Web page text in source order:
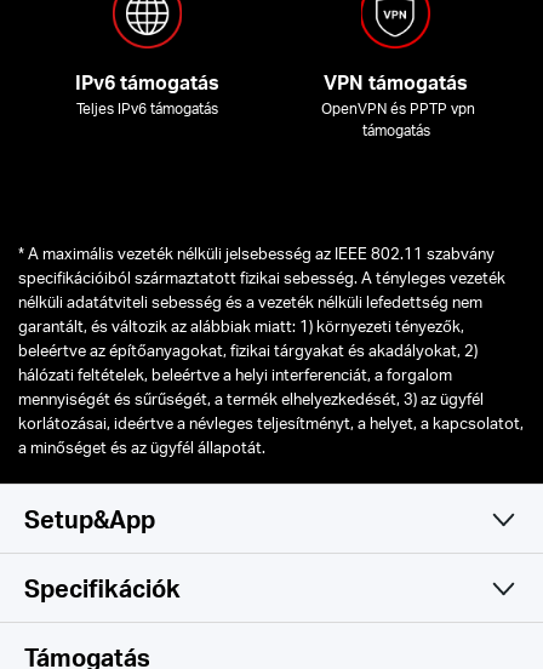
IPv6 támogatás
Teljes IPv6 támogatás
VPN támogatás
OpenVPN és PPTP vpn
támogatás
*A maximális vezeték nélküli jelsebesség az IEEE 802.11 szabvány
specifikációiból származtatott fizikai sebesség. A tényleges vezeték
nélküli adatátviteli sebesség és a vezeték nélküli lefedettség nem
garantált, és változik az alábbiak miatt: 1) környezeti tényezők,
beleértve az építőanyagokat, fizikai tárgyakat és akadályokat, 2)
hálózati feltételek, beleértve a helyi interferenciát, a forgalom
mennyiségét és sűrűségét, a termék elhelyezkedését, 3) az ügyfél
korlátozásai, ideértve a névleges teljesítményt, a helyet, a kapcsolatot,
a minőséget és az ügyfél állapotát.
Setup&App
Simple and Functional
Specifikációk
Vezeték nélküli
Támogatás